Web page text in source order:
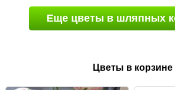
Еще цветы в шляпных
Цветы в корзине